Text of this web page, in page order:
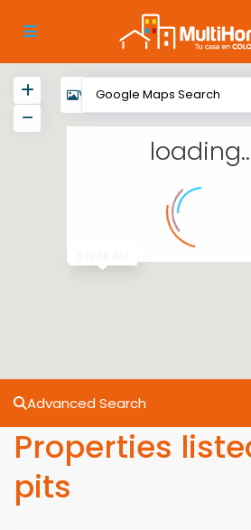
View My Location
Advanced Search
Properties
pits